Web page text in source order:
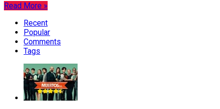
Read More »
Recent
Popular
Comments
Tags